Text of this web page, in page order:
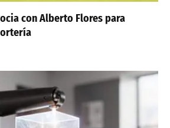
con Alberto Flores para